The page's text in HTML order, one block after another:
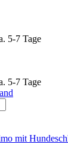
5-7 Tage
5-7 Tage